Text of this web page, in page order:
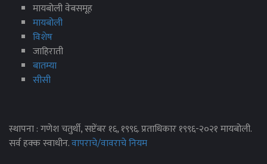
मायबोली वेबसमूह
मायबोली
विशेष
जाहिराती
बातम्या
सीसी
स्थापना : गणेश चतुर्थी, सप्टेंबर १६, १९९६. प्रताधिकार १९९६-२०२१ मायबोली.
सर्व हक्क स्वाधीन.वापराचे/वावराचे नियम